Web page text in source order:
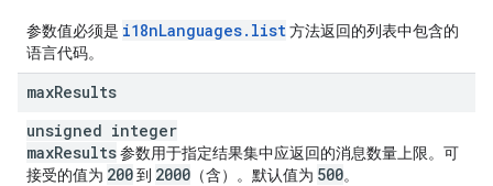
参数值必须是 i18nLanguages. list方法返回的列表中包含的
语言代码。
maxResults
unsigned integer
maxResults参数用于指定结果集中应返回的消息数量上限。可
接受的值为 200到 2000 （含）。默认值为 500。